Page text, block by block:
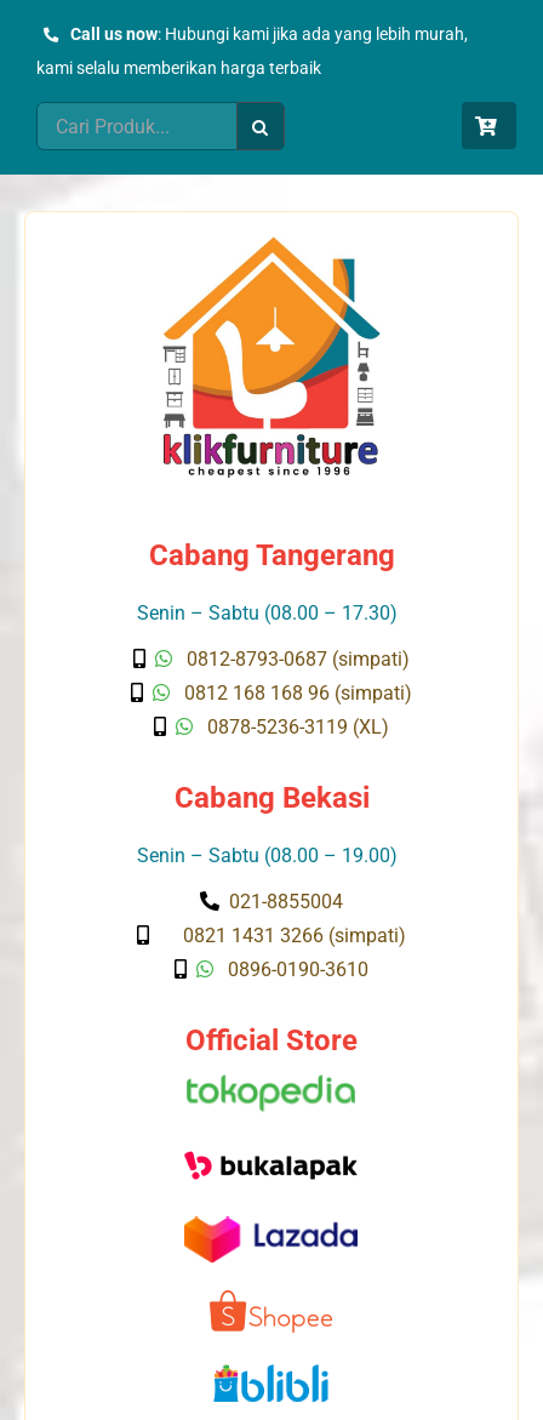
Call us now: Hubungi kami jika ada yang lebih murah,
kami selalu memberikan harga terbaik
Search
for:
Cabang Tangerang
Senin – Sabtu (08.00 – 17.30)
0812-8793-0687 (simpati)
0812 168 168 96 (simpati)
0878-5236-3119 (XL)
Cabang Bekasi
Senin – Sabtu (08.00 – 19.00)
021-8855004
0821 1431 3266 (simpati)
0896-0190-3610
Official Store